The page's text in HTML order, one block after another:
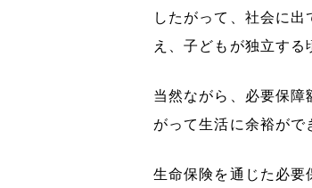
したがって、社会に
え、子どもが独立す
当然ながら、必要保
がって生活に余裕がで
生命保険を通じた必要